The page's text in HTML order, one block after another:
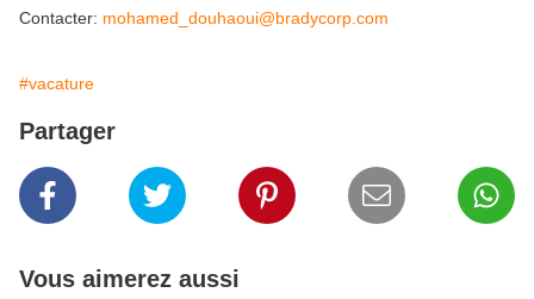
Contacter: mohamed_douhaoui@bradycorp.com
#vacature
Partager
Vous aimerez aussi